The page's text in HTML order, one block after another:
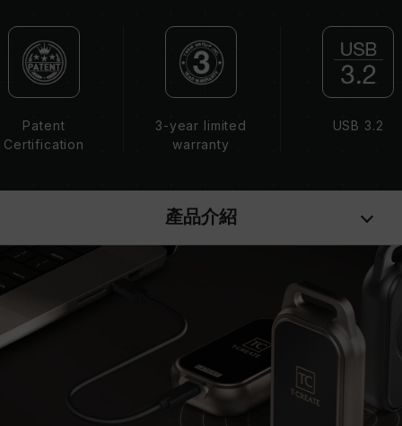
Patent
Certification
3-year limited
warranty
USB 3.2
產品介紹